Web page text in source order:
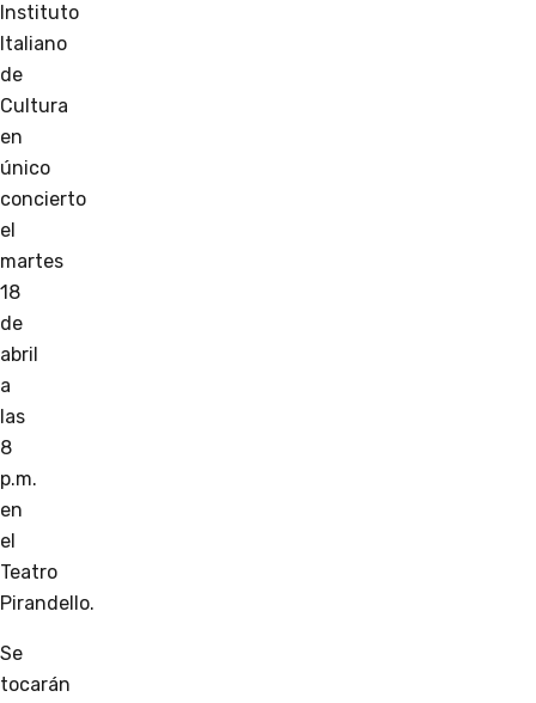
Instituto
Italiano
de
Cultura
en
único
concierto
el
martes
18
de
abril
a
las
8
p.m.
en
el
Teatro
Pirandello.
Se
tocarán